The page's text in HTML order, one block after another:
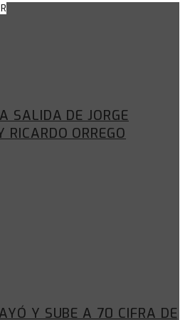
SALIDA DE JORGE
ORREGO
Y SUBE A 70 CIFRA DE